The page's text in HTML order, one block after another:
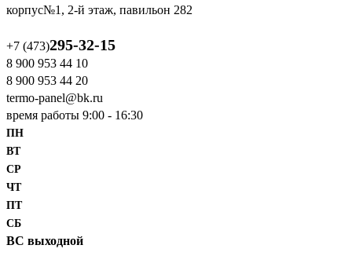
корпус№1, 2-й этаж, павильон 282
+7 (473)295-32-15
8 900 953 44 10
‎8 900 953 44 20
termo-panel@bk.ru
время работы 9:00 - 16:30
ПН
ВТ
СР
ЧТ
ПТ
СБ
ВС выходной